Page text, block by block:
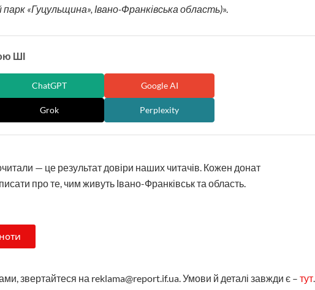
«Гуцульщина», Івано-Франківська область)».
ШІ
ChatGPT Google AI
Grok Perplexity
— це результат довіри наших читачів. Кожен донат
про те, чим живуть Івано-Франківськ та область.
звертайтеся на reklama@report.if.ua. Умови й деталі завжди є – тут